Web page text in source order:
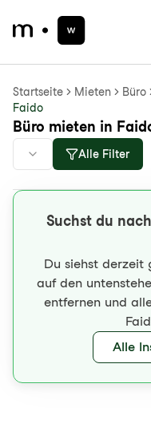
Startseite Mieten Büro
Faido
Büro mieten in
Alle Filter
Suchst du
Du siehst derzeit
auf den
entfernen und
Alle